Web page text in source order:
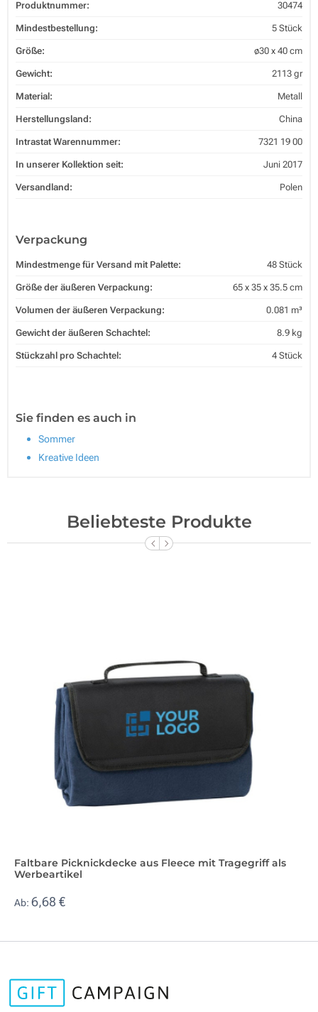
Produktnummer: 30474
Mindestbestellung: 5 Stück
Größe: ø30 x 40 cm
Gewicht: 2113 gr
Material: Metall
Herstellungsland: China
Intrastat Warennummer: 7321 19 00
In unserer Kollektion seit: Juni 2017
Versandland: Polen
Verpackung
Mindestmenge für Versand mit Palette: 48 Stück
Größe der äußeren Verpackung: 65 x 35 x 35.5 cm
Volumen der äußeren Verpackung: 0.081 m³
Gewicht der äußeren Schachtel: 8.9 kg
Stückzahl pro Schachtel: 4 Stück
Sie finden es auch in
Sommer
Kreative Ideen
Beliebteste Produkte
Faltbare Picknickdecke aus Fleece mit Tragegriff als
Werbeartikel
Ab: 6,68 €